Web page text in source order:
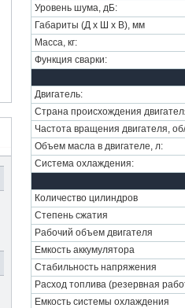
Уровень шума, дБ:
Габариты (Д х Ш х В), мм
Масса, кг:
Функция сварки:
Двигатель:
Страна происхождения
Частота вращения двигателя,
Объем масла в двигателе, л:
Система охлаждения:
Количество цилиндров
Степень сжатия
Рабочий объем двигателя
Емкость аккумулятора
Стабильность напряжения
Pасход топлива (резервная
Емкость системы охлаждения